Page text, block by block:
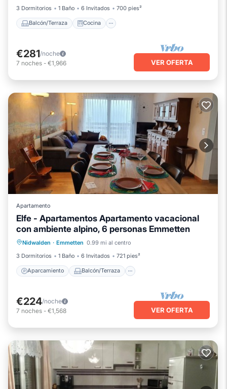
3 Dormitorios
1 Baño 6 Invitados 700 pies²
Balcón/Terraza Cocina
€281/noche
7 noches - €1,966 VER OFERTA
Apartamento
Elfe - Apartamentos Apartamento vacacional
con ambiente alpino, 6 personas Emmetten
Nidwalden · Emmetten 0.99 mi al centro
3 Dormitorios
1 Baño 6 Invitados 721 pies²
Aparcamiento Balcón/Terraza
Aparcamiento
Balcón/Terraza
Cocina
Internet
€224/noche
7 noches - €1,568 VER OFERTA